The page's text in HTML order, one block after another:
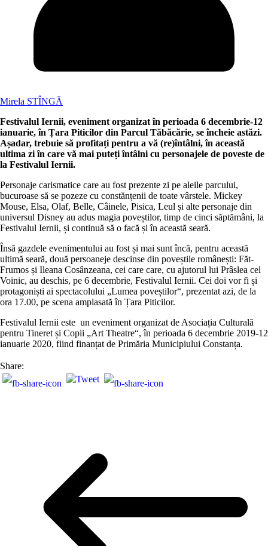
Mirela STÎNGĂ
Festivalul Iernii, eveniment organizat în perioada 6 decembrie-12
ianuarie, în Țara Piticilor din Parcul Tăbăcărie, se încheie astăzi.
Așadar, trebuie să profitați pentru a vă (re)întâlni, în această
ultima zi în care vă mai puteți întâlni cu personajele de poveste de
la Festivalul Iernii.
Personaje carismatice care au fost prezente zi pe aleile parcului,
bucuroase să se pozeze cu constănțenii de toate vârstele. Mickey
Mouse, Elsa, Olaf, Belle, Câinele, Pisica, Leul și alte personaje din
universul Disney au adus magia poveștilor, timp de cinci săptămâni, la
Festivalul Iernii, și continuă să o facă și în această seară.
Însă gazdele evenimentului au fost și mai sunt încă, pentru această
ultimă seară, două persoaneje descinse din poveștile românești: Făt-
Frumos și Ileana Cosânzeana, cei care care, cu ajutorul lui Prâslea cel
Voinic, au deschis, pe 6 decembrie, Festivalul Iernii. Cei doi vor fi și
protagoniști ai spectacolului „Lumea poveștilor“, prezentat azi, de la
ora 17.00, pe scena amplasată în Țara Piticilor.
Festivalul Iernii este un eveniment organizat de Asociația Culturală
pentru Tineret și Copii „Art Theatre“, în perioada 6 decembrie 2019-12
ianuarie 2020, fiind finanțat de Primăria Municipiului Constanța.
Share: